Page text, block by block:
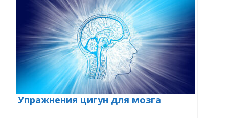
Упражнения цигун для мозга